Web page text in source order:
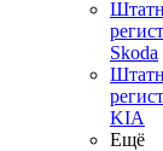
Skoda
KIA
Ещё